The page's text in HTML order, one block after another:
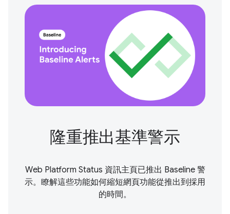
隆重推出基準警示
Web Platform Status 資訊主頁已推出 Baseline 警
示。瞭解這些功能如何縮短網頁功能從推出到採用
的時間。